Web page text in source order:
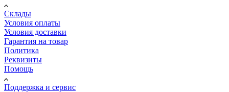
Склады
Условия оплаты
Условия доставки
Гарантия на товар
Политика
Реквизиты
Помощь
Поддержка и сервис